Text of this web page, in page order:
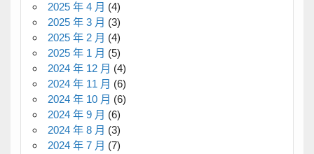
2025 年 4 月 (4)
2025 年 3 月 (3)
2025 年 2 月 (4)
2025 年 1 月 (5)
2024 年 12 月 (4)
2024 年 11 月 (6)
2024 年 10 月 (6)
2024 年 9 月 (6)
2024 年 8 月 (3)
2024 年 7 月 (7)